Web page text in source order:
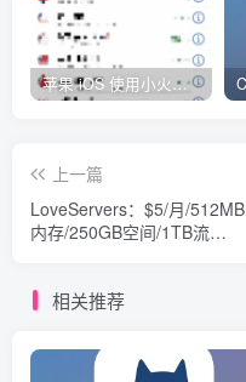
苹果 iOS 使用小火箭(shadowrocket)新手教程
上一篇
LoveServers：$5/月/512MB
内存/250GB空间/1TB流
相关推荐